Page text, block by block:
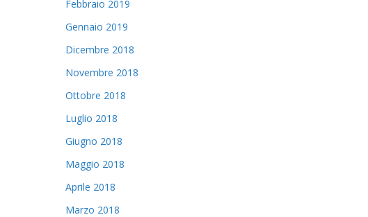
Febbraio 2019
Gennaio 2019
Dicembre 2018
Novembre 2018
Ottobre 2018
Luglio 2018
Giugno 2018
Maggio 2018
Aprile 2018
Marzo 2018